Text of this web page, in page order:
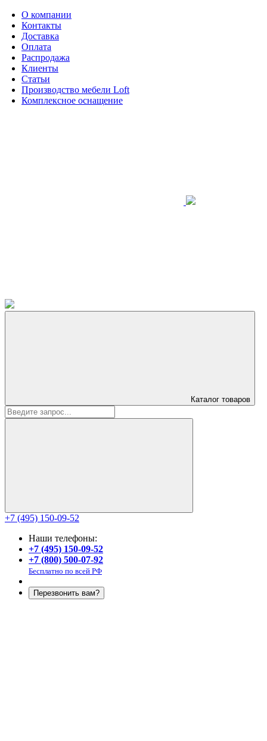
О компании
Контакты
Доставка
Оплата
Распродажа
Клиенты
Статьи
Производство мебели Loft
Комплексное оснащение
Каталог товаров
+7 (495) 150-09-52
Наши телефоны:
+7 (495) 150-09-52
+7 (800) 500-07-92
Бесплатно по всей РФ
Перезвонить вам?